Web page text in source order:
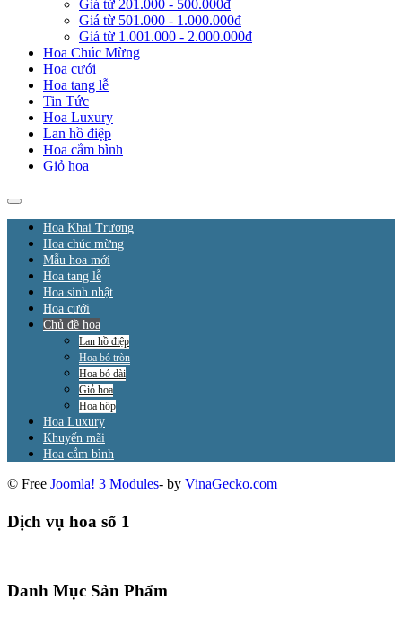
Giá từ 201.000 - 500.000đ
Giá từ 501.000 - 1.000.000đ
Giá từ 1.001.000 - 2.000.000đ
Hoa Chúc Mừng
Hoa cưới
Hoa tang lễ
Tin Tức
Hoa Luxury
Lan hồ điệp
Hoa cắm bình
Giỏ hoa
Hoa Khai Trương
Hoa chúc mừng
Mẫu hoa mới
Hoa tang lễ
Hoa sinh nhật
Hoa cưới
Chủ đề hoa
Lan hồ điệp
Hoa bó tròn
Hoa bó dài
Giỏ hoa
Hoa hộp
Hoa Luxury
Khuyến mãi
Hoa cắm bình
© Free Joomla! 3 Modules- by VinaGecko.com
Dịch vụ hoa số 1
Danh Mục Sản Phẩm